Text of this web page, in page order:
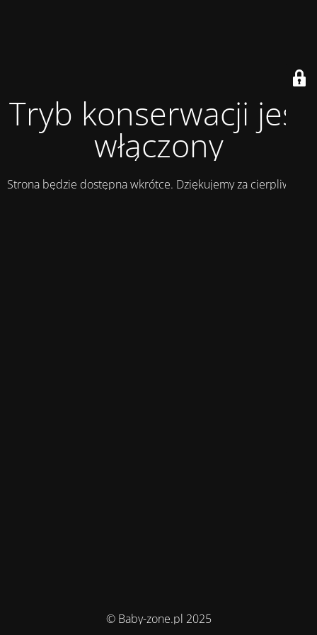
Tryb konserwacji jest
włączony
Strona będzie dostępna wkrótce. Dziękujemy za cierpliwość!
© Baby-zone.pl 2025